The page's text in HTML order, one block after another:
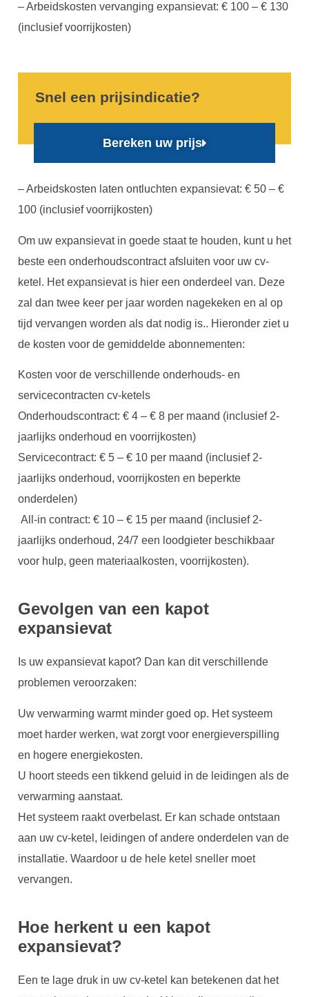
– Arbeidskosten vervanging expansievat: € 100 – € 130
(inclusief voorrijkosten)
Snel een prijsindicatie?
Bereken uw prijs
– Arbeidskosten laten ontluchten expansievat: € 50 – €
100 (inclusief voorrijkosten)
Om uw expansievat in goede staat te houden, kunt u het
beste een onderhoudscontract afsluiten voor uw cv-
ketel. Het expansievat is hier een onderdeel van. Deze
zal dan twee keer per jaar worden nagekeken en al op
tijd vervangen worden als dat nodig is.. Hieronder ziet u
de kosten voor de gemiddelde abonnementen:
Kosten voor de verschillende onderhouds- en
servicecontracten cv-ketels
Onderhoudscontract: € 4 – € 8 per maand (inclusief 2-
jaarlijks onderhoud en voorrijkosten)
Servicecontract: € 5 – € 10 per maand (inclusief 2-
jaarlijks onderhoud, voorrijkosten en beperkte
onderdelen)
All-in contract: € 10 – € 15 per maand (inclusief 2-
jaarlijks onderhoud, 24/7 een loodgieter beschikbaar
voor hulp, geen materiaalkosten, voorrijkosten).
Gevolgen van een kapot
expansievat
Is uw expansievat kapot? Dan kan dit verschillende
problemen veroorzaken:
Uw verwarming warmt minder goed op. Het systeem
moet harder werken, wat zorgt voor energieverspilling
en hogere energiekosten.
U hoort steeds een tikkend geluid in de leidingen als de
verwarming aanstaat.
Het systeem raakt overbelast. Er kan schade ontstaan
aan uw cv-ketel, leidingen of andere onderdelen van de
installatie. Waardoor u de hele ketel sneller moet
vervangen.
Hoe herkent u een kapot
expansievat?
Een te lage druk in uw cv-ketel kan betekenen dat het